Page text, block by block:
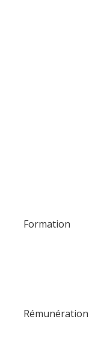
Formation
Rémunération